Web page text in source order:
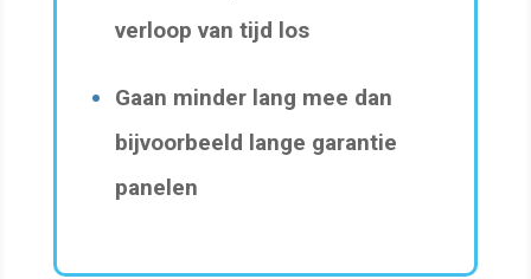
verloop van tijd los
Gaan minder lang mee dan
bijvoorbeeld lange garantie
panelen